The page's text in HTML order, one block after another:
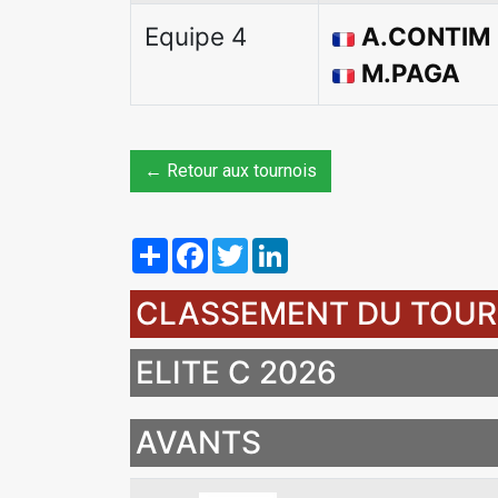
Equipe 4
A.CONTIM
M.PAGA
← Retour aux tournois
ShareFacebook
Twitter
CLASSEMENT DU
ELITE C 2026
AVANTS